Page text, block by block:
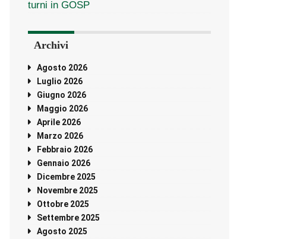
turni in GOSP
Archivi
Agosto 2026
Luglio 2026
Giugno 2026
Maggio 2026
Aprile 2026
Marzo 2026
Febbraio 2026
Gennaio 2026
Dicembre 2025
Novembre 2025
Ottobre 2025
Settembre 2025
Agosto 2025